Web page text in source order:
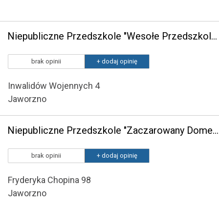
Niepubliczne Przedszkole "Wesołe Przedszkolaki" z Oddziałami Specjalnymi
brak opinii + dodaj opinię
Inwalidów Wojennych 4
Jaworzno
Niepubliczne Przedszkole "Zaczarowany Domek"
brak opinii + dodaj opinię
Fryderyka Chopina 98
Jaworzno